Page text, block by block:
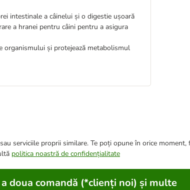
intestinale a câinelui și o digestie ușoară
a hranei pentru câini pentru a asigura
și protejează metabolismul
serviciile proprii similare. Te poți opune în orice
politica noastră de confidențialitate
doua comandă (*clienți noi) și multe